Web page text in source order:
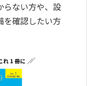
らない方や、設
を確認したい方